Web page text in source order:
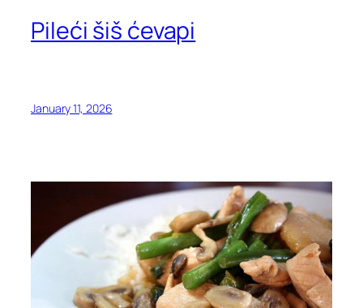
Pileći šiš ćevapi
January 11, 2026